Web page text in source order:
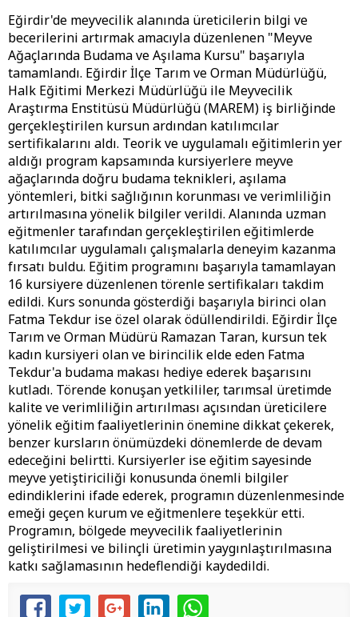
Eğirdir'de meyvecilik alanında üreticilerin bilgi ve
becerilerini artırmak amacıyla düzenlenen "Meyve
Ağaçlarında Budama ve Aşılama Kursu" başarıyla
tamamlandı. Eğirdir İlçe Tarım ve Orman Müdürlüğü,
Halk Eğitimi Merkezi Müdürlüğü ile Meyvecilik
Araştırma Enstitüsü Müdürlüğü (MAREM) iş birliğinde
gerçekleştirilen kursun ardından katılımcılar
sertifikalarını aldı. Teorik ve uygulamalı eğitimlerin yer
aldığı program kapsamında kursiyerlere meyve
ağaçlarında doğru budama teknikleri, aşılama
yöntemleri, bitki sağlığının korunması ve verimliliğin
artırılmasına yönelik bilgiler verildi. Alanında uzman
eğitmenler tarafından gerçekleştirilen eğitimlerde
katılımcılar uygulamalı çalışmalarla deneyim kazanma
fırsatı buldu. Eğitim programını başarıyla tamamlayan
16 kursiyere düzenlenen törenle sertifikaları takdim
edildi. Kurs sonunda gösterdiği başarıyla birinci olan
Fatma Tekdur ise özel olarak ödüllendirildi. Eğirdir İlçe
Tarım ve Orman Müdürü Ramazan Taran, kursun tek
kadın kursiyeri olan ve birincilik elde eden Fatma
Tekdur'a budama makası hediye ederek başarısını
kutladı. Törende konuşan yetkililer, tarımsal üretimde
kalite ve verimliliğin artırılması açısından üreticilere
yönelik eğitim faaliyetlerinin önemine dikkat çekerek,
benzer kursların önümüzdeki dönemlerde de devam
edeceğini belirtti. Kursiyerler ise eğitim sayesinde
meyve yetiştiriciliği konusunda önemli bilgiler
edindiklerini ifade ederek, programın düzenlenmesinde
emeği geçen kurum ve eğitmenlere teşekkür etti.
Programın, bölgede meyvecilik faaliyetlerinin
geliştirilmesi ve bilinçli üretimin yaygınlaştırılmasına
katkı sağlamasının hedeflendiği kaydedildi.